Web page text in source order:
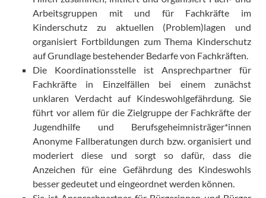
Arbeitsgruppen mit und für Fachkräfte im
Kinderschutz zu aktuellen (Problem)lagen und
organisiert Fortbildungen zum Thema Kinderschutz
auf Grundlage bestehender Bedarfe von Fachkräften.
Die Koordinationsstelle ist Ansprechpartner für
Fachkräfte in Einzelfällen bei einem zunächst
unklaren Verdacht auf Kindeswohlgefährdung. Sie
führt vor allem für die Zielgruppe der Fachkräfte der
Jugendhilfe und Berufsgeheimnisträger*innen
Anonyme Fallberatungen durch bzw. organisiert und
moderiert diese und sorgt so dafür, dass die
Anzeichen für eine Gefährdung des Kindeswohls
besser gedeutet und eingeordnet werden können.